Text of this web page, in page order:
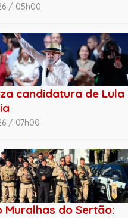
/ 05h00
candidatura de Lula
/ 07h00
Muralhas do Sertão: